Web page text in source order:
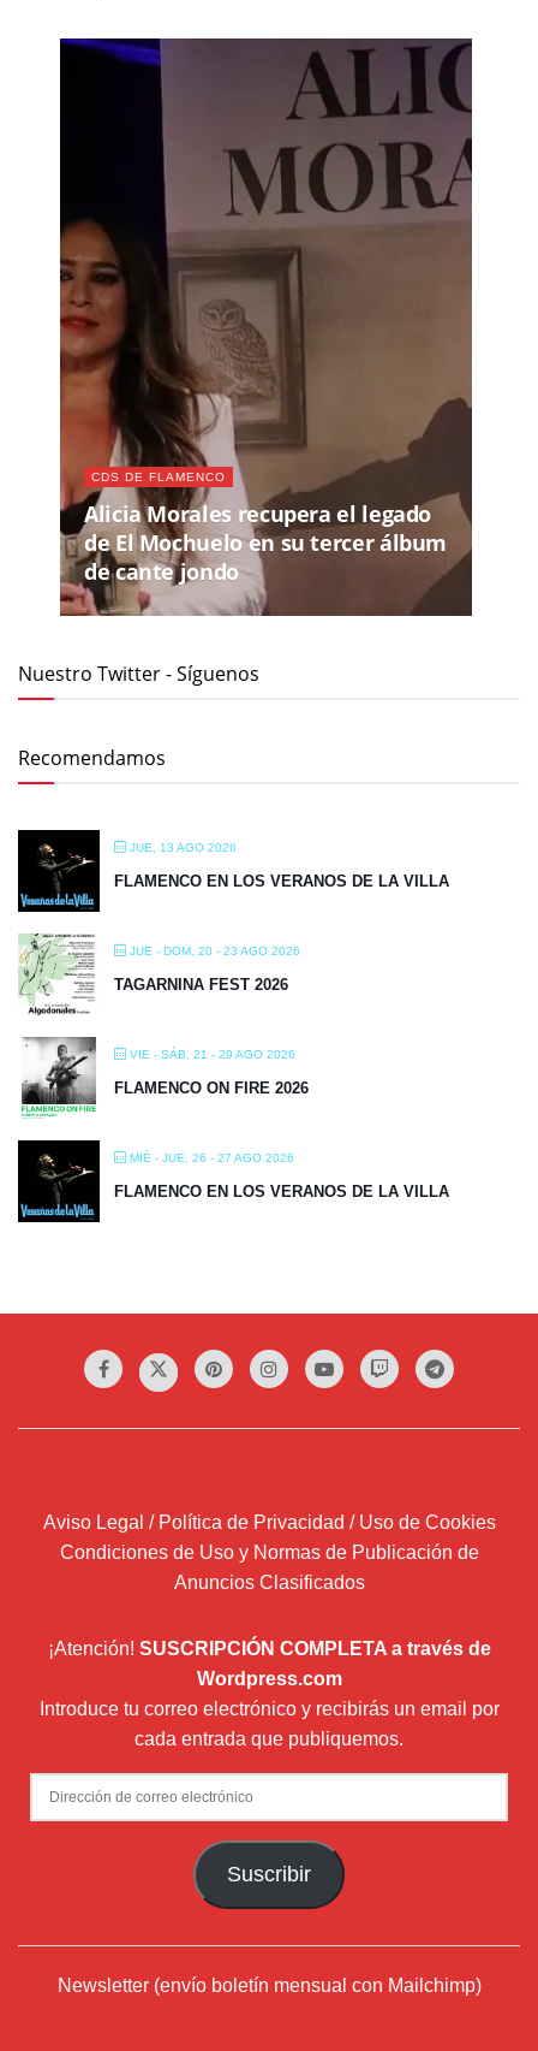
CDS DE FLAMENCO
Alicia Morales recupera el legado
de El Mochuelo en su tercer álbum
de cante jondo
Nuestro Twitter - Síguenos
Recomendamos
JUE, 13 AGO 2026
FLAMENCO EN LOS VERANOS DE LA VILLA
JUE - DOM, 20 - 23 AGO 2026
TAGARNINA FEST 2026
VIE - SÁB, 21 - 29 AGO 2026
FLAMENCO ON FIRE 2026
MIÉ - JUE, 26 - 27 AGO 2026
FLAMENCO EN LOS VERANOS DE LA VILLA
Aviso Legal / Política de Privacidad / Uso de Cookies
Condiciones de Uso y Normas de Publicación de
Anuncios Clasificados
¡Atención! SUSCRIPCIÓN COMPLETA a través de
Wordpress.com
Introduce tu correo electrónico y recibirás un email por
cada entrada que publiquemos.
Dirección
de
Suscribir
Newsletter (envío boletín mensual con Mailchimp)